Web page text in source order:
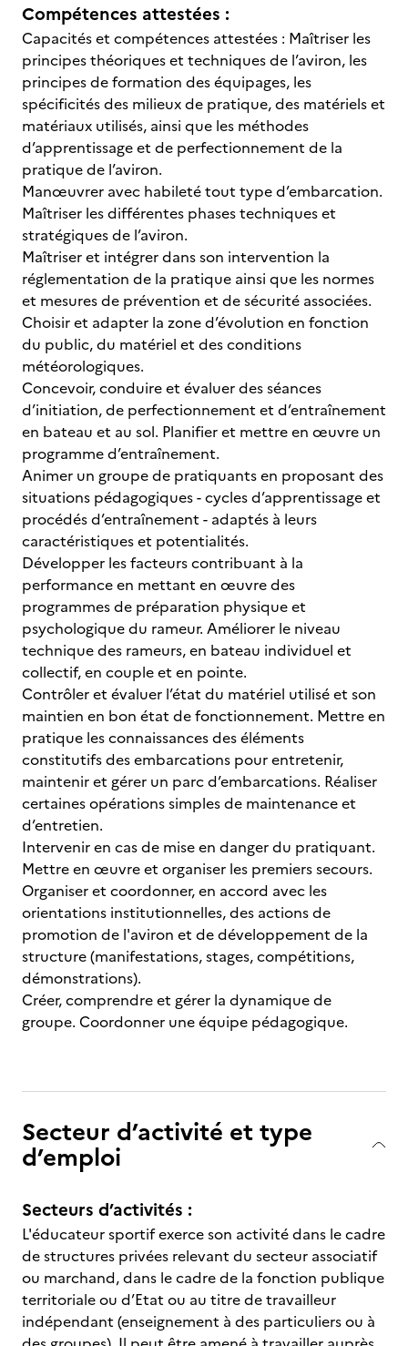
Compétences attestées :
Capacités et compétences attestées : Maîtriser les
principes théoriques et techniques de l’aviron, les
principes de formation des équipages, les
spécificités des milieux de pratique, des matériels et
matériaux utilisés, ainsi que les méthodes
d’apprentissage et de perfectionnement de la
pratique de l’aviron.
Manœuvrer avec habileté tout type d’embarcation.
Maîtriser les différentes phases techniques et
stratégiques de l’aviron.
Maîtriser et intégrer dans son intervention la
réglementation de la pratique ainsi que les normes
et mesures de prévention et de sécurité associées.
Choisir et adapter la zone d’évolution en fonction
du public, du matériel et des conditions
météorologiques.
Concevoir, conduire et évaluer des séances
d’initiation, de perfectionnement et d’entraînement
en bateau et au sol. Planifier et mettre en œuvre un
programme d’entraînement.
Animer un groupe de pratiquants en proposant des
situations pédagogiques - cycles d’apprentissage et
procédés d’entraînement - adaptés à leurs
caractéristiques et potentialités.
Développer les facteurs contribuant à la
performance en mettant en œuvre des
programmes de préparation physique et
psychologique du rameur. Améliorer le niveau
technique des rameurs, en bateau individuel et
collectif, en couple et en pointe.
Contrôler et évaluer l’état du matériel utilisé et son
maintien en bon état de fonctionnement. Mettre en
pratique les connaissances des éléments
constitutifs des embarcations pour entretenir,
maintenir et gérer un parc d’embarcations. Réaliser
certaines opérations simples de maintenance et
d’entretien.
Intervenir en cas de mise en danger du pratiquant.
Mettre en œuvre et organiser les premiers secours.
Organiser et coordonner, en accord avec les
orientations institutionnelles, des actions de
promotion de l'aviron et de développement de la
structure (manifestations, stages, compétitions,
démonstrations).
Créer, comprendre et gérer la dynamique de
groupe. Coordonner une équipe pédagogique.
Secteur d’activité et type
d’emploi
Secteurs d’activités :
L'éducateur sportif exerce son activité dans le cadre
de structures privées relevant du secteur associatif
ou marchand, dans le cadre de la fonction publique
territoriale ou d’Etat ou au titre de travailleur
indépendant (enseignement à des particuliers ou à